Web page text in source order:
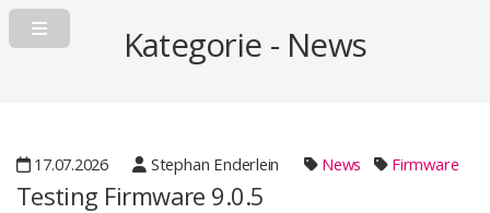
Kategorie - News
17.07.2026 Stephan Enderlein News Firmware
Testing Firmware 9.0.5